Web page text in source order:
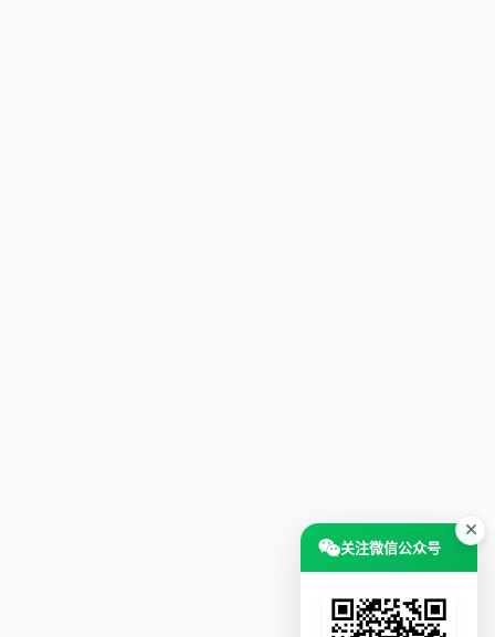
关注微信公众号